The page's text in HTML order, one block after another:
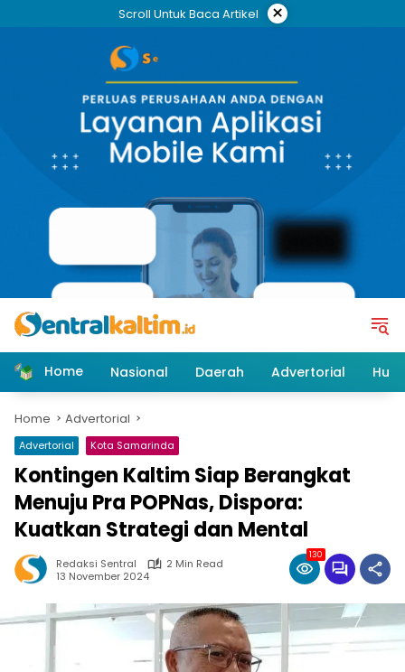
Scroll Untuk Baca Artikel ×
Home Nasional Daerah Advertorial
Home Advertorial
Advertorial Kota Samarinda
Kontingen Kaltim Siap Berangkat
Menuju Pra POPNas, Dispora:
Kuatkan Strategi dan Mental
Redaksi Sentral
2 Min Read
13 November 2024
130